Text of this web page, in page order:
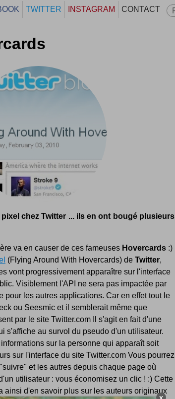
TWITTER INSTAGRAM CONTACT
chez Twitter ... ils en ont bougé plusieurs
va en causer de ces fameuses Hovercards :)
(Flying Around With Hovercards) de Twitter,
vont progressivement apparaître sur l'interface
Visiblement l'API ne sera pas impactée par
pour les autres applications. Car en effet tout le
ou Seesmic et il semblerait même que
par le site Twitter.com Il s'agit en fait d'une
s'affiche au survol du pseudo d'un utilisateur.
sur la personne qui apparaît soit
sur l'interface du site Twitter.com Vous pourrez
et les autres depuis chaque page où
utilisateur : vous économisez un clic ! :) Cette
ainsi d'en savoir plus sur les auteurs originaux